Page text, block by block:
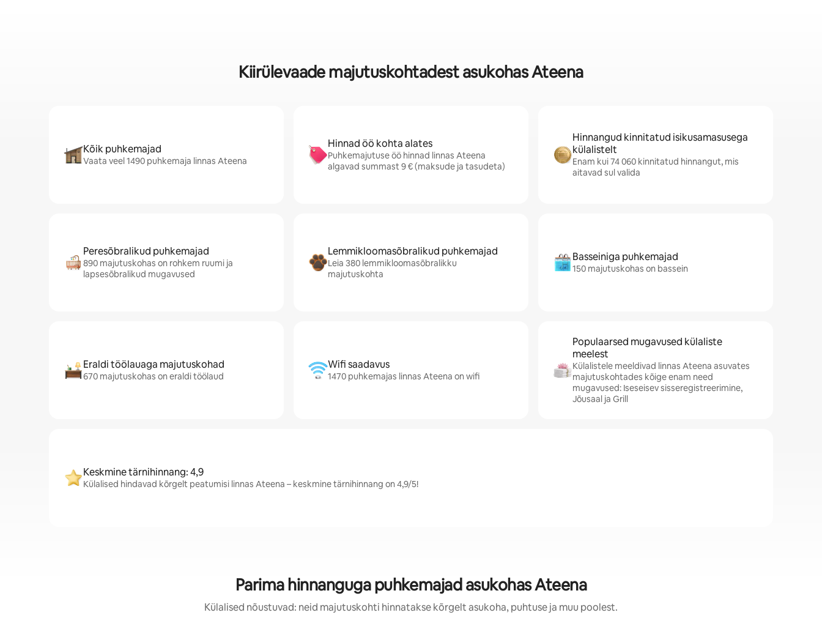
Kiirülevaade majutuskohtadest asukohas Ateena
Kõik puhkemajad
Vaata veel 1490 puhkemaja linnas Ateena
Hinnad öö kohta alates
Puhkemajutuse öö hinnad linnas Ateena
algavad summast 9 € (maksude ja tasudeta)
Hinnangud kinnitatud isikusamasusega
külalistelt
Enam kui 74 060 kinnitatud hinnangut, mis
aitavad sul valida
Peresõbralikud puhkemajad
890 majutuskohas on rohkem ruumi ja
lapsesõbralikud mugavused
Lemmikloomasõbralikud puhkemajad
Leia 380 lemmikloomasõbralikku
majutuskohta
Basseiniga puhkemajad
150 majutuskohas on bassein
Eraldi töölauaga majutuskohad
670 majutuskohas on eraldi töölaud
Wifi saadavus
1470 puhkemajas linnas Ateena on wifi
Populaarsed mugavused külaliste
meelest
Külalistele meeldivad linnas Ateena asuvates
majutuskohtades kõige enam need
mugavused: Iseseisev sisseregistreerimine,
Jõusaal ja Grill
Keskmine tärnihinnang: 4,9
Külalised hindavad kõrgelt peatumisi linnas Ateena – keskmine tärnihinnang on 4,9/5!
Parima hinnanguga puhkemajad asukohas Ateena
Külalised nõustuvad: neid majutuskohti hinnatakse kõrgelt asukoha, puhtuse ja muu poolest.